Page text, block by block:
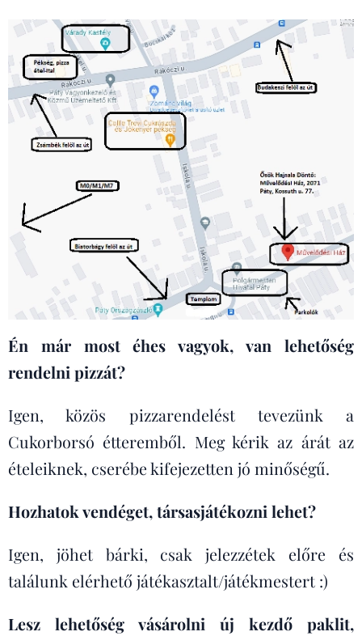
Én már most éhes vagyok, van lehetőség
rendelni pizzát?
Igen, közös pizzarendelést tevezünk a
Cukorborsó étteremből. Meg kérik az árát az
ételeiknek, cserébe kifejezetten jó minőségű.
Hozhatok vendéget, társasjátékozni lehet?
Igen, jöhet bárki, csak jelezzétek előre és
találunk elérhető játékasztalt/játékmestert :)
Lesz lehetőség vásárolni új kezdő paklit,